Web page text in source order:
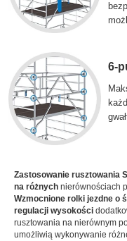
6-
Zastosowanie rusztowania
na różnych nierównościach
Wzmocnione rolki jezdne o
regulacji wysokości
rusztowania na nierównym
umożliwią wykonywanie